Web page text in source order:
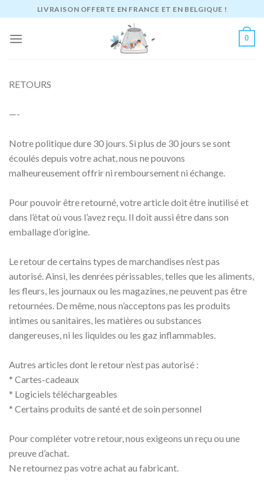
au
contenu
LIVRAISON OFFERTE EN FRANCE ET EN BELGIQUE !
0
RETOURS
—-
Notre politique dure 30 jours. Si plus de 30 jours se sont
écoulés depuis votre achat, nous ne pouvons
malheureusement offrir ni remboursement ni échange.
Pour pouvoir être retourné, votre article doit être inutilisé et
dans l’état où vous l’avez reçu. Il doit aussi être dans son
emballage d’origine.
Le retour de certains types de marchandises n’est pas
autorisé. Ainsi, les denrées périssables, telles que les aliments,
les fleurs, les journaux ou les magazines, ne peuvent pas être
retournées. De même, nous n’acceptons pas les produits
intimes ou sanitaires, les matières ou substances
dangereuses, ni les liquides ou les gaz inflammables.
Autres articles dont le retour n’est pas autorisé :
* Cartes-cadeaux
* Logiciels téléchargeables
* Certains produits de santé et de soin personnel
Pour compléter votre retour, nous exigeons un reçu ou une
preuve d’achat.
Ne retournez pas votre achat au fabricant.